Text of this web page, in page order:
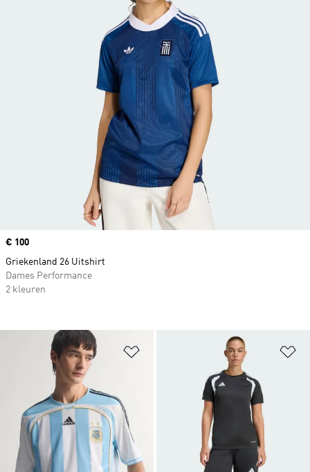
Op verlanglijst zetten
Price
€ 100
Griekenland 26 Uitshirt
Dames Performance
2 kleuren